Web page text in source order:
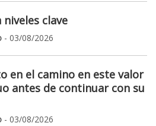
niveles clave
- 03/08/2026
en el camino en este valor
antes de continuar con su
- 03/08/2026